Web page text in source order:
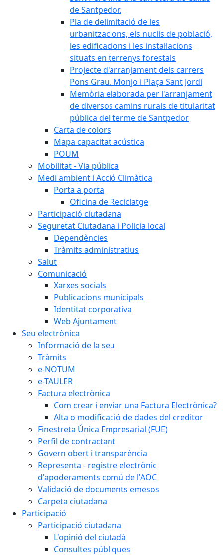
de Santpedor.
Pla de delimitació de les
urbanitzacions, els nuclis de població,
les edificacions i les instal·lacions
situats en terrenys forestals
Projecte d'arranjament dels carrers
Pons Grau. Monjo i Plaça Sant Jordi
Memòria elaborada per l'arranjament
de diversos camins rurals de titularitat
pública del terme de Santpedor
Carta de colors
Mapa capacitat acústica
POUM
Mobilitat - Via pública
Medi ambient i Acció Climàtica
Porta a porta
Oficina de Reciclatge
Participació ciutadana
Seguretat Ciutadana i Policia local
Dependències
Tràmits administratius
Salut
Comunicació
Xarxes socials
Publicacions municipals
Identitat corporativa
Web Ajuntament
Seu electrònica
Informació de la seu
Tràmits
e-NOTUM
e-TAULER
Factura electrònica
Com crear i enviar una Factura Electrònica?
Alta o modificació de dades del creditor
Finestreta Única Empresarial (FUE)
Perfil de contractant
Govern obert i transparència
Representa - registre electrònic
d'apoderaments comú de l'AOC
Validació de documents emesos
Carpeta ciutadana
Participació
Participació ciutadana
L'opinió del ciutadà
Consultes públiques